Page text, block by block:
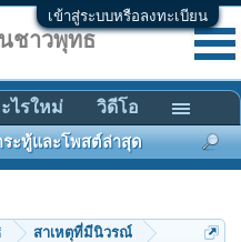
เข้าสู่ระบบหรือลงทะเบียน
สาเหตุที่มีนิวรณ์
ชาวพุทธ
ระทู้และโพสต์ล่าสุด
ไรใหม่ วิดีโอ